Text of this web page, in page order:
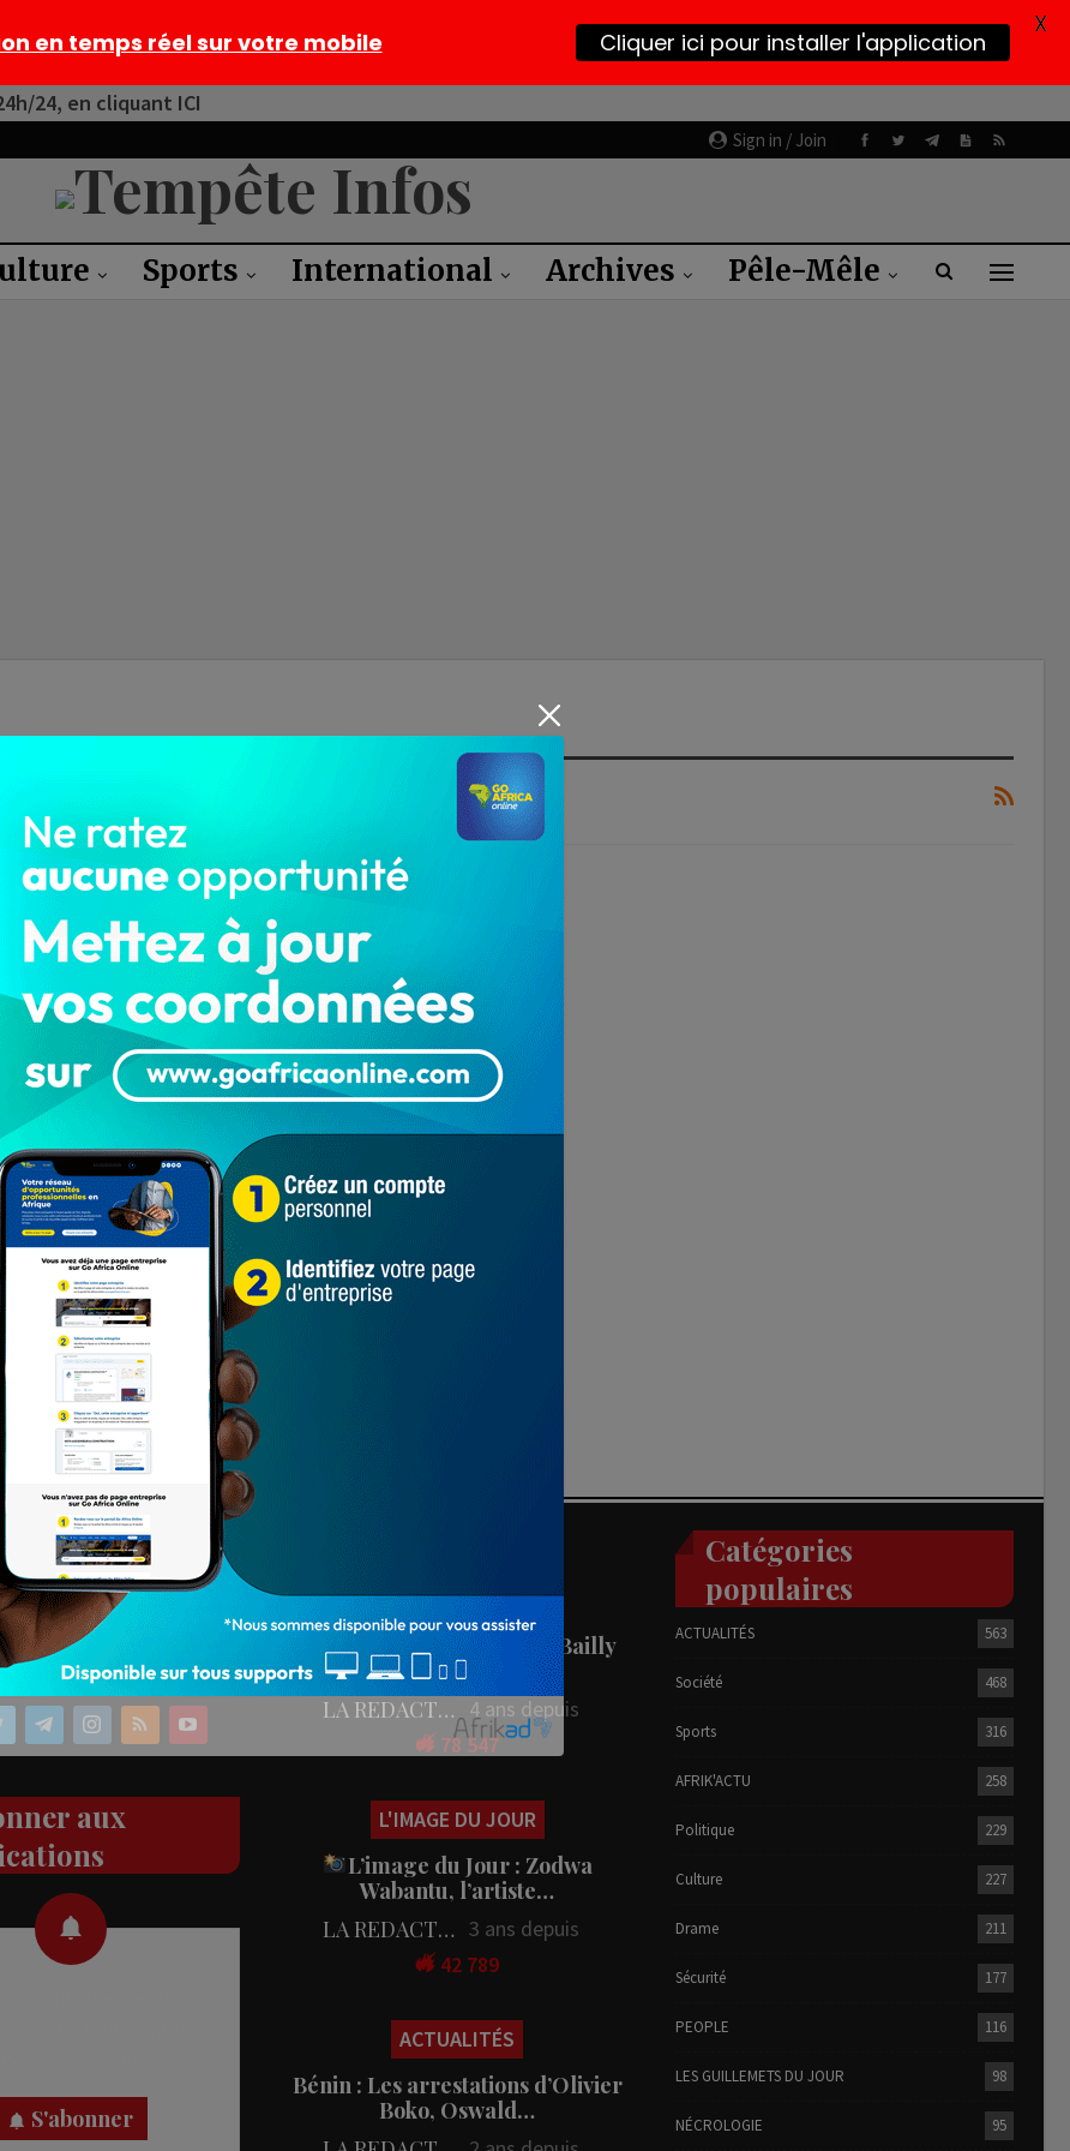
24, en cliquant ICI
Sign in / Join
Sports International Archives Pêle-Mêle
nos réseaux
aux
S'abonner
PEOPLE
People : L’artiste Blanche Bailly
en tournage…
LA REDACTION
4 ans depuis
78 547
L'IMAGE DU JOUR
L’image du Jour : Zodwa
Wabantu, l’artiste…
LA REDACTION 3 ans depuis
42 789
ACTUALITÉS
Bénin : Les arrestations d’Olivier
Boko, Oswald…
Catégories
populaires
ACTUALITÉS 563
Société 468
Sports 316
AFRIK'ACTU 258
Politique 229
Culture 227
Drame 211
Sécurité 177
PEOPLE 116
LES GUILLEMETS DU JOUR 98
NÉCROLOGIE 95
en temps réel sur votre mobile Cliquer ici pour installer l'application X